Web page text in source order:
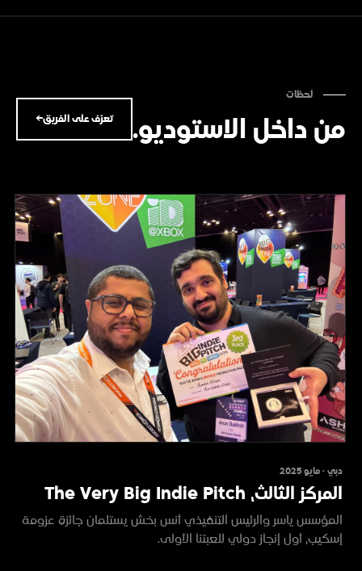
لحظات
من داخل الاستوديو. تعرّف على الفريق←
دبي · مايو 2025
المركز الثالث، The Very Big Indie Pitch
المؤسس ياسر والرئيس التنفيذي أنس بخش يستلمان جائزة عزومة
إسكيب، أول إنجاز دولي للعبتنا الأولى.